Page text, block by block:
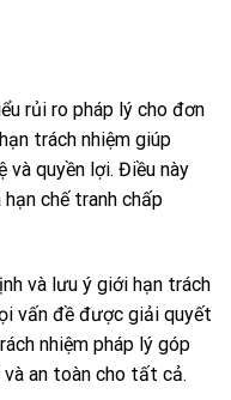
rủi ro pháp lý cho đơn
trách nhiệm giúp
và quyền lợi. Điều này
chế tranh chấp
và lưu ý giới hạn trách
vấn đề được giải quyết
nhiệm pháp lý góp
an toàn cho tất cả.